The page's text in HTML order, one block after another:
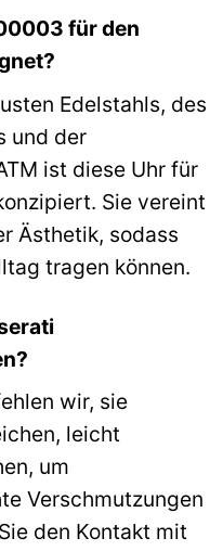
für den
Edelstahls, des
und der
ist diese Uhr für
Sie vereint
Ästhetik, sodass
tragen können.
wir, sie
leicht
um
Verschmutzungen
den Kontakt mit